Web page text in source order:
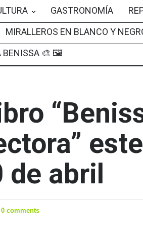
GASTRONOMÍA
MIRALLEROS EN BLANCO Y
BENISSA 🎨 🖼
este
de abril
0 comments